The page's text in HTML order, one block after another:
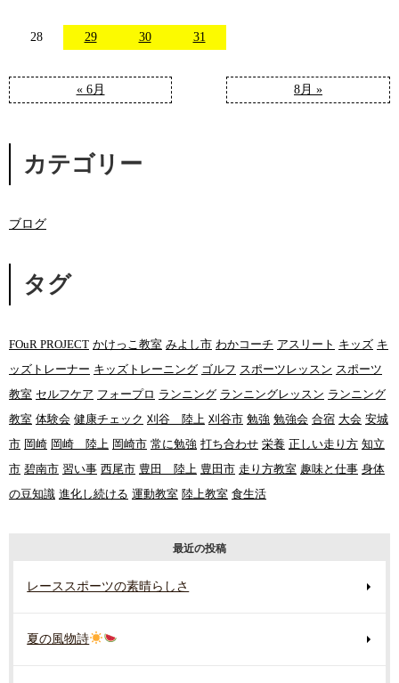
« 6月 8月 »
28 29 30 31
カテゴリー
ブログ
タグ
FOuR PROJECT かけっこ教室 みよし市 わかコーチ アスリート キッズ キ
ッズトレーナー キッズトレーニング ゴルフ スポーツレッスン スポーツ
教室 セルフケア フォープロ ランニング ランニングレッスン ランニング
教室 体験会 健康チェック 刈谷 陸上 刈谷市 勉強 勉強会 合宿 大会 安城
市 岡崎 岡崎 陸上 岡崎市 常に勉強 打ち合わせ 栄養 正しい走り方 知立
市 碧南市 習い事 西尾市 豊田 陸上 豊田市 走り方教室 趣味と仕事 身体
の豆知識 進化し続ける 運動教室 陸上教室 食生活
最近の投稿
レーススポーツの素晴らしさ
夏の風物詩